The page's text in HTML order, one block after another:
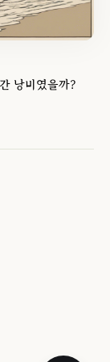
낭비였을까?